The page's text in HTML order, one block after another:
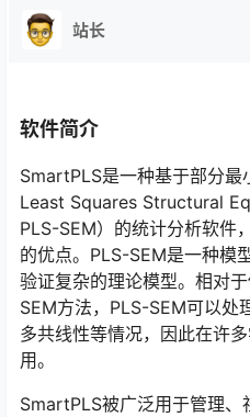
站长
软件简介
SmartPLS是一种基于部分
Least Squares Structural
PLS-SEM）的统计分析软件
的优点。PLS-SEM是一种模
验证复杂的理论模型。相对
SEM方法，PLS-SEM可以处
多共线性等情况，因此在许
用。
SmartPLS被广泛用于管理